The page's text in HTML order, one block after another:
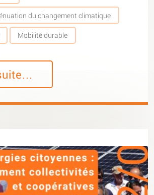
du changement climatique
Mobilité durable